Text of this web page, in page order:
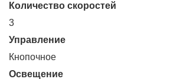
Количество скоростей
3
Управление
Кнопочное
Освещение